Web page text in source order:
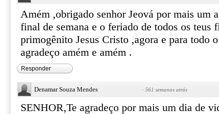
Amém ,obrigado senhor Jeová por mais um
final de semana e o feriado de todos os teus
primogênito Jesus Cristo ,agora e para todo
agradeço amém e amém .
Responder
Denamar Souza Mendes · 561 semanas atrás
SENHOR,Te agradeço por mais um dia de